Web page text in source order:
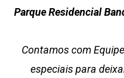
Parque Residencial
Contamos com
especiais para